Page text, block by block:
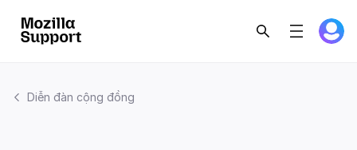
Diễn đàn cộng đồng